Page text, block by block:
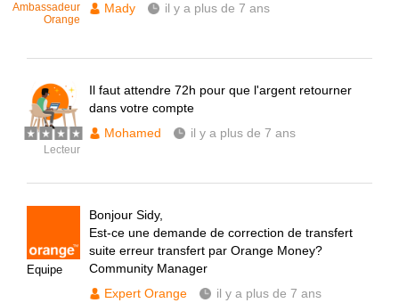
Ambassadeur
Orange
Mady
il y a plus de 7 ans
Lecteur
Il faut attendre 72h pour que l'argent retourner
dans votre compte
Mohamed
il y a plus de 7 ans
Equipe
Bonjour Sidy,
Est-ce une demande de correction de transfert
suite erreur transfert par Orange Money?
Community Manager
Expert Orange
il y a plus de 7 ans